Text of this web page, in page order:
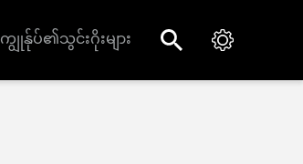
ကျွုန်ုပ်၏သွင်းဂိုးများ